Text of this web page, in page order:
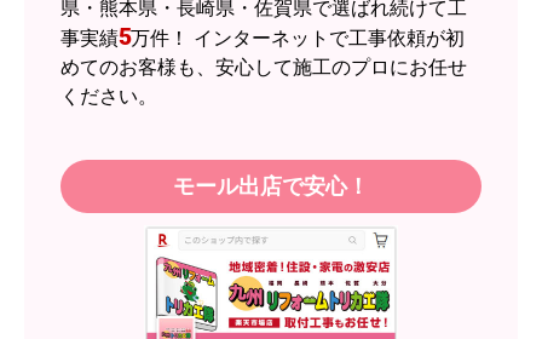
商品の梱包は必要十分なものでしたか？
はい
またこのショップを利用したいですか？
【注文商品】エアコン・クーラー 【注
文時期】2026年05月頃（モバイルから）
【このショップを選んだ理由は？】
近隣のショップでしっかりやってくれそうだった
県・熊本県・長崎県・佐賀県で選ばれ続けて工
事実績5万件！ インターネットで工事依頼が初
めてのお客様も、安心して施工のプロにお任せ
ください。
モール出店で安心！